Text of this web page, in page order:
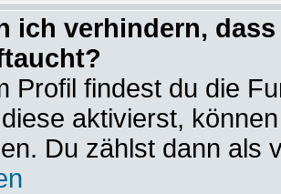
ich verhindern,
Profil findest du die
aktivierst,
Du zählst dann als